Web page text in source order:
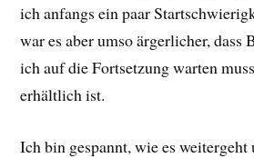
ich anfangs ein paar
war es aber umso ärgerlicher, dass
ich auf die Fortsetzung warten
erhältlich ist.
Ich bin gespannt, wie es